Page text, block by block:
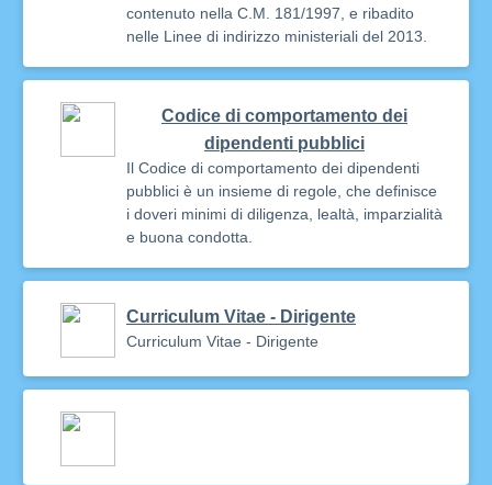
contenuto nella C.M. 181/1997, e ribadito
nelle Linee di indirizzo ministeriali del 2013.
Codice di comportamento dei
dipendenti pubblici
Il Codice di comportamento dei dipendenti
pubblici è un insieme di regole, che definisce
i doveri minimi di diligenza, lealtà, imparzialità
e buona condotta.
Curriculum Vitae - Dirigente
Curriculum Vitae - Dirigente